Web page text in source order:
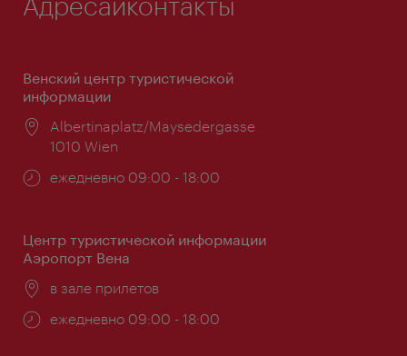
Венский центр туристической
информации
Расположение:
Albertinaplatz/Maysedergasse
1010 Wien
Часы
ежедневно 09:00 - 18:00
Центр туристической информации
Аэропорт Вена
Расположение:
в зале прилетов
Часы
ежедневно 09:00 - 18:00